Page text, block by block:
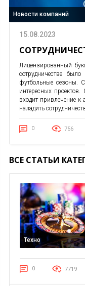
Новости компаний
15.08.2023
Лицензированный
сотрудничестве
футбольные сезоны.
интересных
входит привлечение к
наладить
0 756
ВСЕ СТАТЬИ
Техно
0 7719